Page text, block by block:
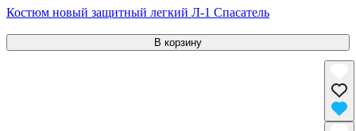
Костюм новый защитный легкий Л-1 Спасатель
В корзину